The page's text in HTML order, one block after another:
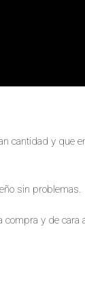
cantidad y que
sin problemas.
y de cara